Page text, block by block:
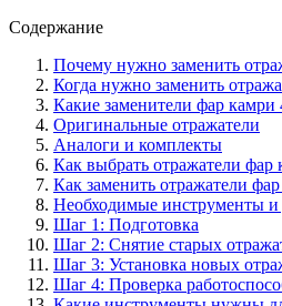
Содержание
Почему нужно заменить
Когда нужно заменить
Какие заменители фар
Оригинальные отражатели
Аналоги и комплекты
Как выбрать отражатели фар
Как заменить отражатели
Необходимые инструменты и
Шаг 1: Подготовка
Шаг 2: Снятие старых
Шаг 3: Установка новых
Шаг 4: Проверка